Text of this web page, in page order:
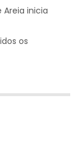
Areia inicia
os